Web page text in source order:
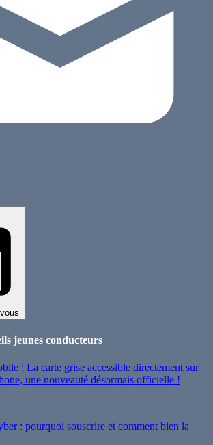
jeunes conducteurs
: La carte grise accessible directement sur
une nouveauté désormais officielle !
: pourquoi souscrire et comment bien la